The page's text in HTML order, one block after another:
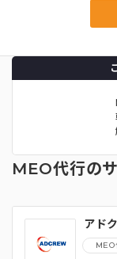
MEO代行の
アド